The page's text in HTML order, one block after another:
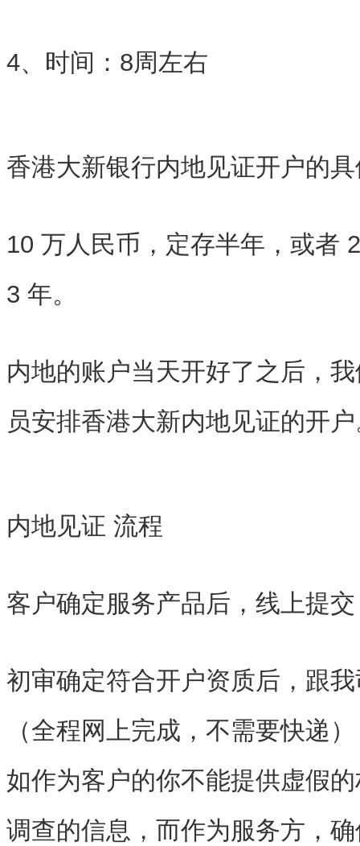
4、时间：8周左右
香港大新银行内地见证开户的
10 万人民币，定存半年，或者
3 年。
内地的账户当天开好了之后，
员安排香港大新内地见证的开
内地见证 流程
客户确定服务产品后，线上提
初审确定符合开户资质后，跟
（全程网上完成，不需要快递
如作为客户的你不能提供虚假
调查的信息，而作为服务方，